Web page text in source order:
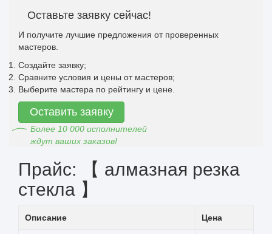
Оставьте заявку сейчас!
И получите лучшие предложения от проверенных
мастеров.
Создайте заявку;
Сравните условия и цены от мастеров;
Выберите мастера по рейтингу и цене.
Оставить заявку
Более 10 000 исполнителей
ждут ваших заказов!
Прайс: 【 алмазная резка
стекла 】
Описание Цена